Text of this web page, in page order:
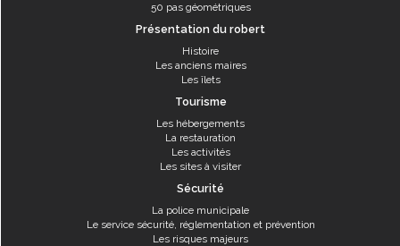
50 pas géométriques
Présentation du robert
Histoire
Les anciens maires
Les îlets
Tourisme
Les hébergements
La restauration
Les activités
Les sites à visiter
Sécurité
La police municipale
Le service sécurité, réglementation et prévention
Les risques majeurs